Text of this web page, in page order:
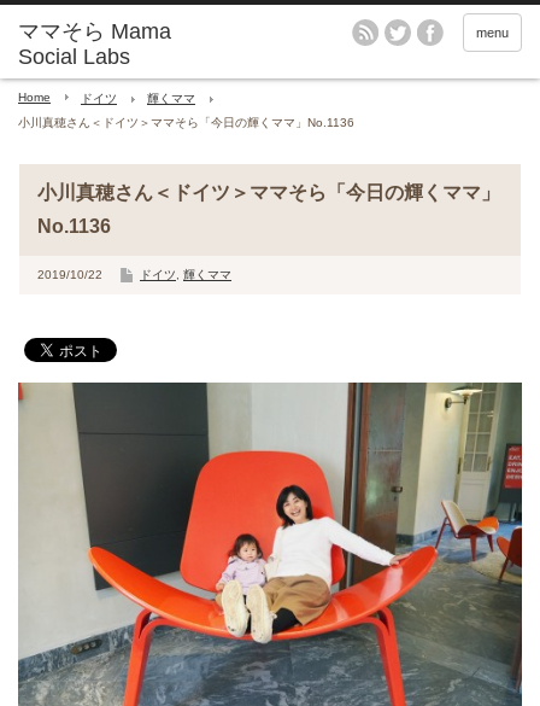
menu
Home ドイツ
輝くママ
小川真穂さん＜ドイツ＞ママそら「今日の輝くママ」No.1136
小川真穂さん＜ドイツ＞ママそら「今日の輝くママ」
No.1136
2019/10/22 ドイツ 輝くママ